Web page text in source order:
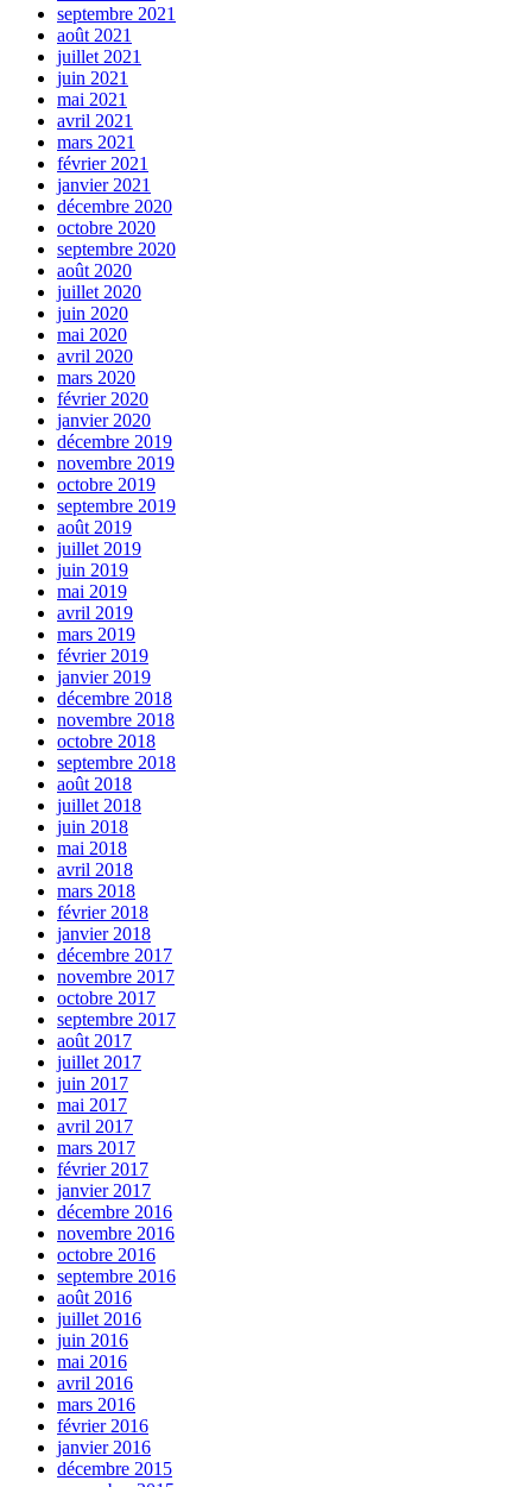
septembre 2021
août 2021
juillet 2021
juin 2021
mai 2021
avril 2021
mars 2021
février 2021
janvier 2021
décembre 2020
octobre 2020
septembre 2020
août 2020
juillet 2020
juin 2020
mai 2020
avril 2020
mars 2020
février 2020
janvier 2020
décembre 2019
novembre 2019
octobre 2019
septembre 2019
août 2019
juillet 2019
juin 2019
mai 2019
avril 2019
mars 2019
février 2019
janvier 2019
décembre 2018
novembre 2018
octobre 2018
septembre 2018
août 2018
juillet 2018
juin 2018
mai 2018
avril 2018
mars 2018
février 2018
janvier 2018
décembre 2017
novembre 2017
octobre 2017
septembre 2017
août 2017
juillet 2017
juin 2017
mai 2017
avril 2017
mars 2017
février 2017
janvier 2017
décembre 2016
novembre 2016
octobre 2016
septembre 2016
août 2016
juillet 2016
juin 2016
mai 2016
avril 2016
mars 2016
février 2016
janvier 2016
décembre 2015